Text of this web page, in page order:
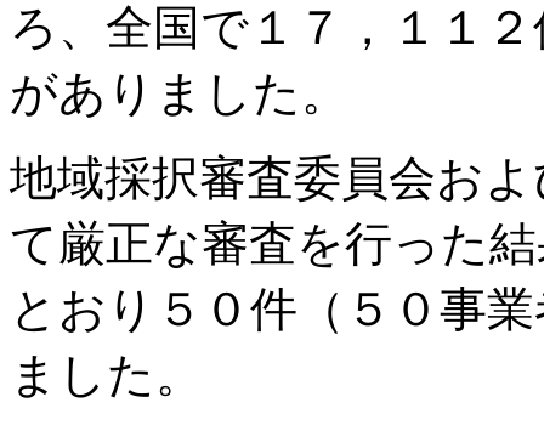
ろ、全国で１７，１１
がありました。
地域採択審査委員会お
て厳正な審査を行った
とおり５０件（５０事
ました。